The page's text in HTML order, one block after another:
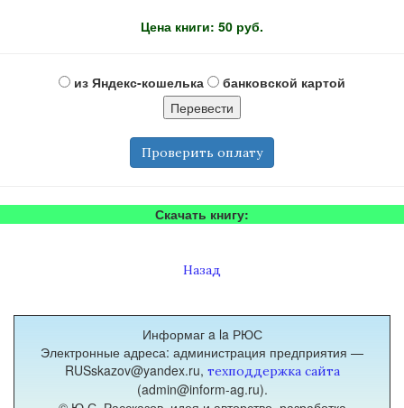
Цена книги: 50 руб.
из Яндекс-кошелька банковской картой
Проверить оплату
Скачать книгу:
Назад
Информаг a la РЮС
Электронные адреса: администрация предприятия —
RUSskazov@yandex.ru, техподдержка сайта
(admin@inform-ag.ru).